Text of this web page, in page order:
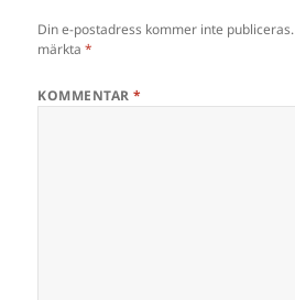
Din e-postadress kommer inte publiceras.
märkta*
KOMMENTAR*